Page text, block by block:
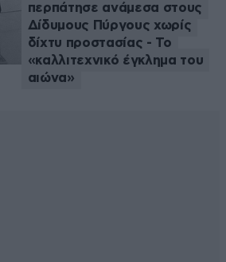
περπάτησε ανάμεσα στους
Δίδυμους Πύργους χωρίς
δίχτυ προστασίας - Το
«καλλιτεχνικό έγκλημα του
αιώνα»